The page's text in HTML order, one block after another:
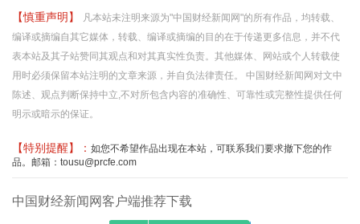
【慎重声明】
凡本站未注明来源为"中国财经新闻网"的所有作品，均转载、
编译或摘编自其它媒体，转载、编译或摘编的目的在于传递更多信息，并不代
表本站及其子站赞同其观点和对其真实性负责。其他媒体、网站或个人转载使
用时必须保留本站注明的文章来源，并自负法律责任。 中国财经新闻网对文中
陈述、观点判断保持中立,不对所包含内容的准确性、可靠性或完整性提供任何
明示或暗示的保证。
【特别提醒】： 如您不希望作品出现在本站，可联系我们要求撤下您的作
品。邮箱：tousu@prcfe.com
中国财经新闻网客户端推荐下载